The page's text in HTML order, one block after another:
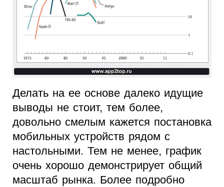
Делать на ее основе далеко идущие
выводы не стоит, тем более,
довольно смелым кажется постановка
мобильных устройств рядом с
настольными. Тем не менее, график
очень хорошо демонстрирует общий
масштаб рынка. Более подробно